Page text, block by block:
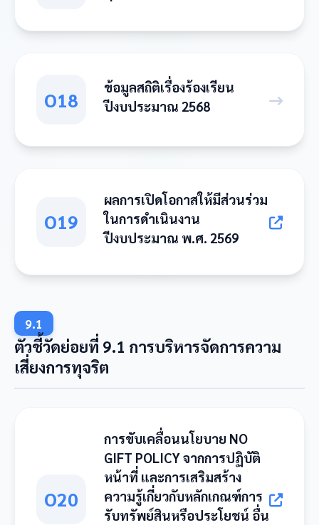
O18
ข้อมูลสถิติเรื่องร้องเรียน
ปีงบประมาณ 2568
O19
ผลการเปิดโอกาสให้มีส่วนร่วม
ในการดำเนินงาน
ปีงบประมาณ พ.ศ. 2569
9.1
ตัวชี้วัดย่อยที่ 9.1 การบริหารจัดการความ
เสี่ยงการทุจริต
O20
การขับเคลื่อนนโยบาย NO
GIFT POLICY จากการปฏิบัติ
หน้าที่ และการเสริมสร้าง
ความรู้เกี่ยวกับหลักเกณฑ์การ
รับทรัพย์สินหรือประโยชน์ อื่น